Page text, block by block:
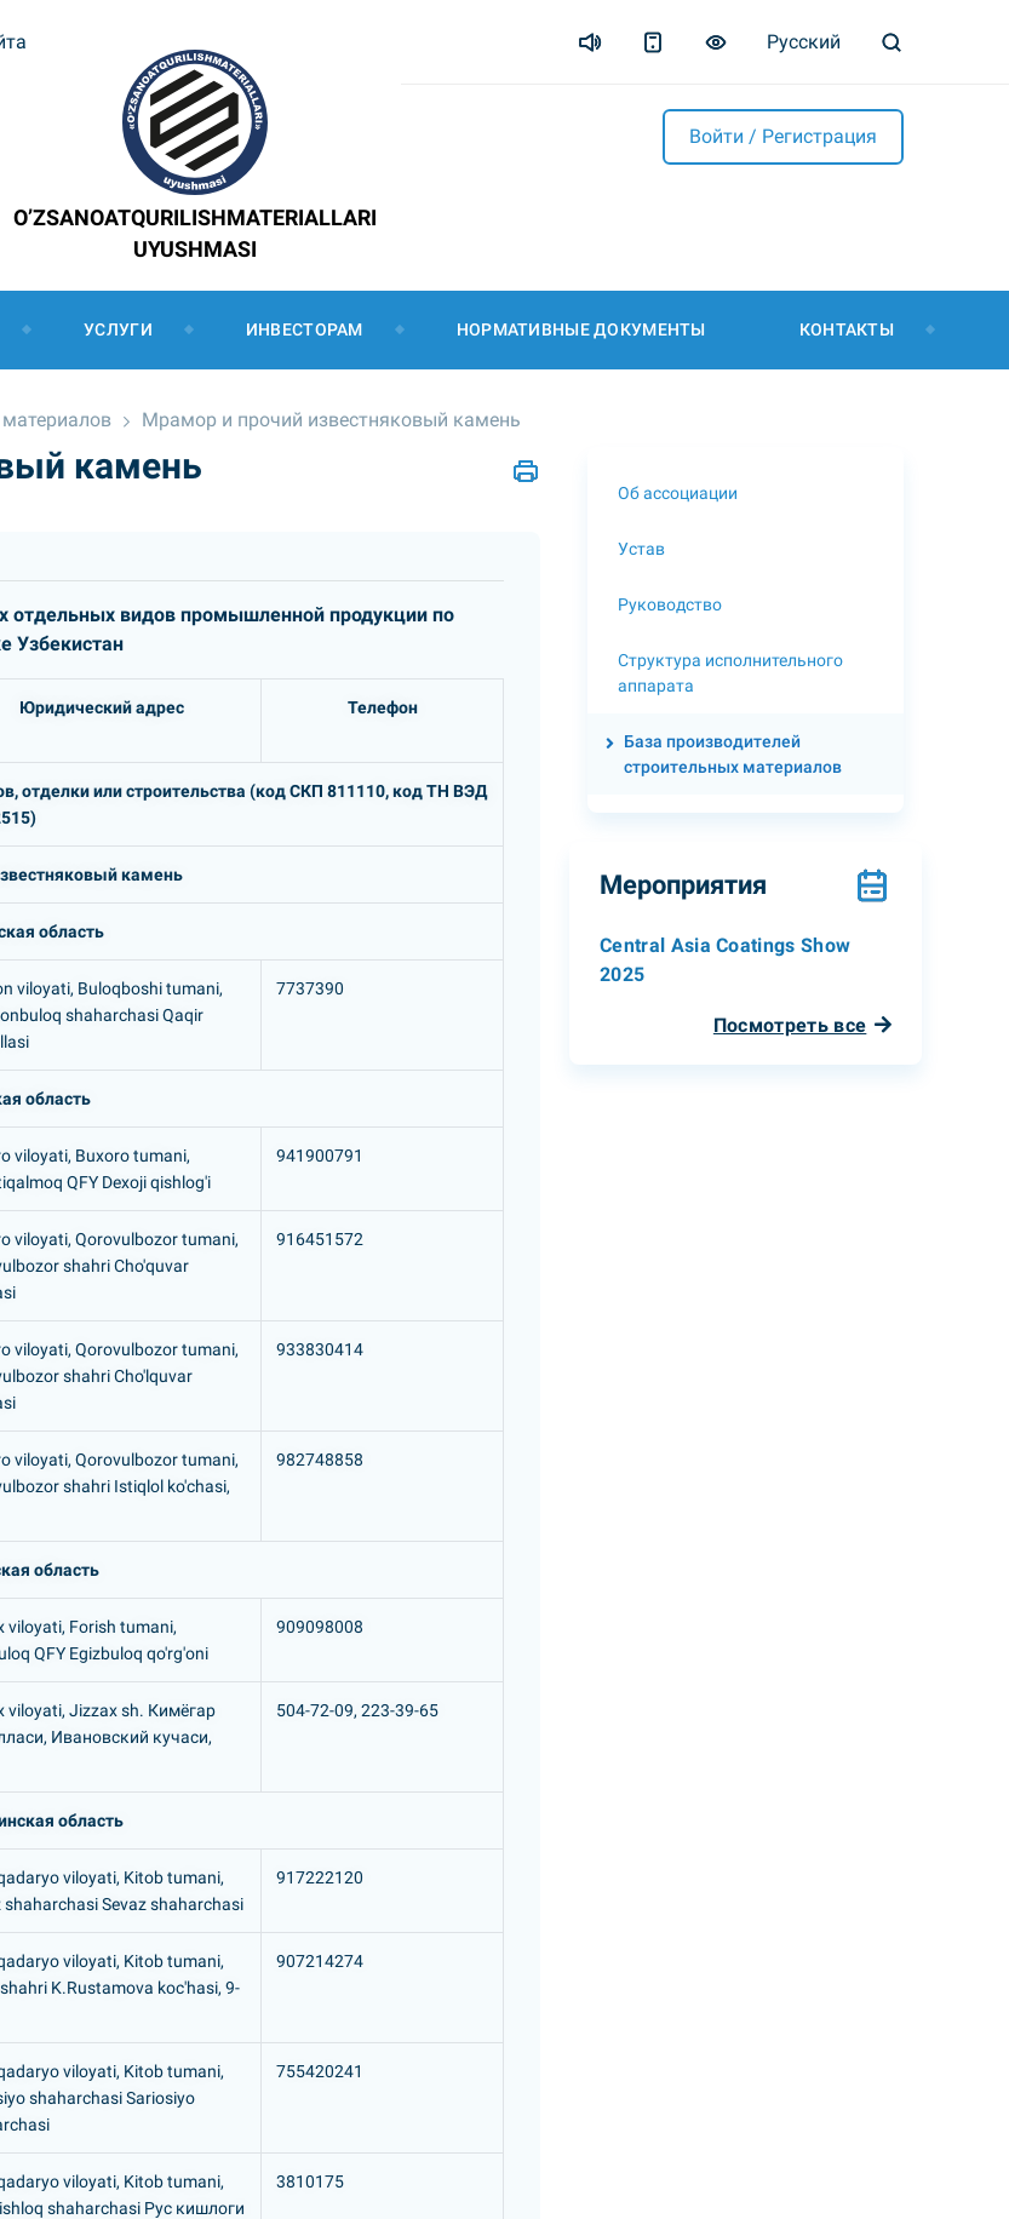
Русский
Войти / Регистрация
O’ZSANOATQURILISHMATERIALLARI
UYUSHMASI
УСЛУГИ ИНВЕСТОРАМ НОРМАТИВНЫЕ ДОКУМЕНТЫ КОНТАКТЫ
Мрамор и прочий известняковый камень
камень
отдельных видов промышленной продукции по
Узбекистан
Юридический адрес Телефон
отделки или строительства (код СКП 811110, код ТН ВЭД
камень
область
viloyati, Buloqboshi tumani,
shaharchasi Qaqir
7737390
область
viloyati, Buxoro tumani,
QFY Dexoji qishlog'i
941900791
viloyati, Qorovulbozor tumani,
shahri Cho'quvar
916451572
viloyati, Qorovulbozor tumani,
shahri Cho'lquvar
933830414
viloyati, Qorovulbozor tumani,
shahri Istiqlol ko'chasi,
982748858
область
viloyati, Forish tumani,
QFY Egizbuloq qo'rg'oni
909098008
viloyati, Jizzax sh. Кимёгар
Ивановский кучаси,
504-72-09, 223-39-65
область
viloyati, Kitob tumani,
shaharchasi Sevaz shaharchasi
917222120
viloyati, Kitob tumani,
K.Rustamova koc'hasi, 9-
907214274
viloyati, Kitob tumani,
shaharchasi Sariosiyo
755420241
viloyati, Kitob tumani,
shaharchasi Рус кишлоги
3810175
Об ассоциации
Устав
Руководство
Структура исполнительного
аппарата
База производителей
строительных материалов
Мероприятия
Central Asia Coatings Show
2025
Посмотреть все